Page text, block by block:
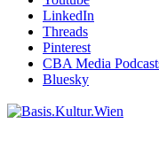
LinkedIn
Threads
Pinterest
CBA Media
Bluesky